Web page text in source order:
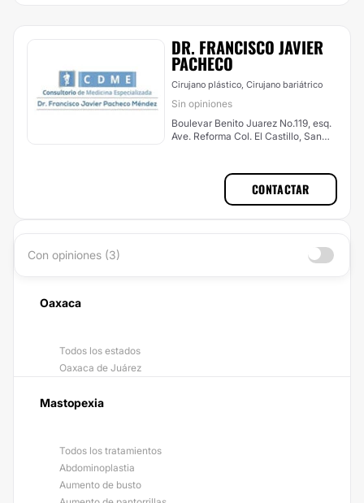
DR. FRANCISCO JAVIER
PACHECO
Cirujano plástico, Cirujano bariátrico
Sin opiniones
Boulevar Benito Juarez No.119, esq.
Ave. Reforma Col. El Castillo, San
CONTACTAR
Con opiniones (3)
Oaxaca
Todos los estados
Oaxaca de Juárez
Mastopexia
Todos los tratamientos
Abdominoplastia
Aumento de busto